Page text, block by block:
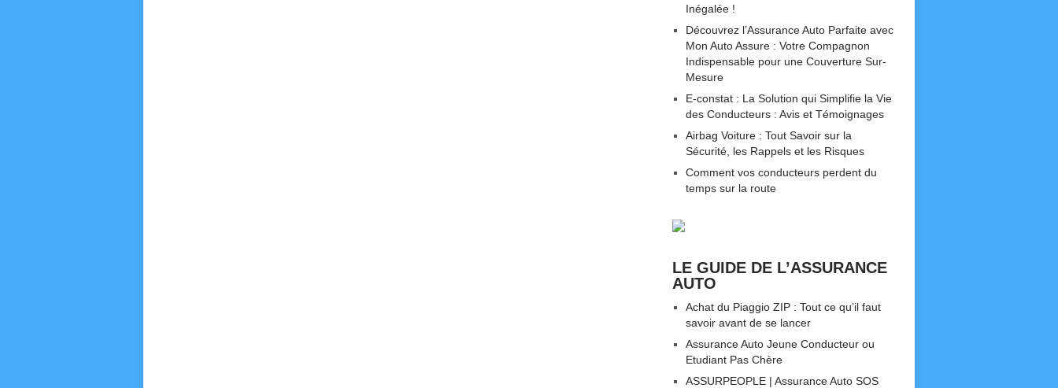
Inégalée !
Découvrez l’Assurance Auto Parfaite avec
Mon Auto Assure : Votre Compagnon
Indispensable pour une Couverture Sur-
Mesure
E-constat : La Solution qui Simplifie la Vie
des Conducteurs : Avis et Témoignages
Airbag Voiture : Tout Savoir sur la
Sécurité, les Rappels et les Risques
Comment vos conducteurs perdent du
temps sur la route
LE GUIDE DE L’ASSURANCE
AUTO
Achat du Piaggio ZIP : Tout ce qu’il faut
savoir avant de se lancer
Assurance Auto Jeune Conducteur ou
Etudiant Pas Chère
ASSURPEOPLE | Assurance Auto SOS